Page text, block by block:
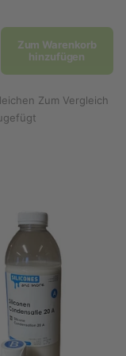
Zum Warenkorb
hinzufügen
Zum Vergleich